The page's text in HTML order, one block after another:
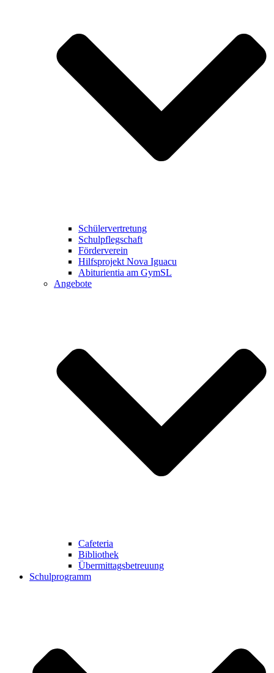
Schülervertretung
Schulpflegschaft
Förderverein
Hilfsprojekt Nova Iguacu
Abiturientia am GymSL
Angebote
Cafeteria
Bibliothek
Übermittagsbetreuung
Schulprogramm